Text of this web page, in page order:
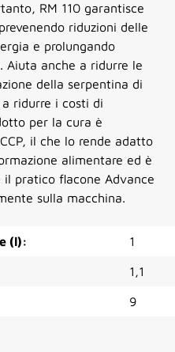
RM 110 garantisce
riduzioni delle
e prolungando
Aiuta anche a ridurre le
della serpentina di
ridurre i costi di
per la cura è
il che lo rende adatto
alimentare ed è
pratico flacone Advance
sulla macchina.
(l): 1
1,1
9